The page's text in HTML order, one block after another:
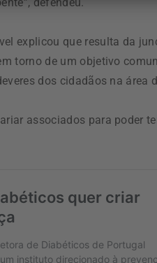
explicou que resulta da
torno de um objetivo
dos cidadãos na área
associados para poder